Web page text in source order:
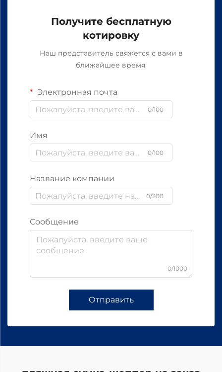
Получите бесплатную
котировку
Наш представитель свяжется с вами в
ближайшее время.
Электронная почта
0/100
Имя
0/100
Название компании
0/200
Сообщение
0/1000
Отправить